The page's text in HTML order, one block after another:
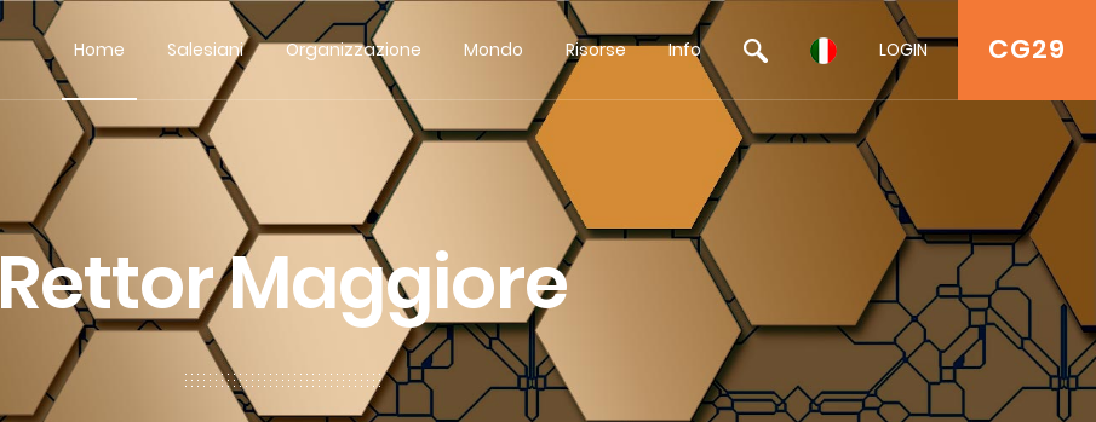
CG29
Home Salesiani Organizzazione Mondo Risorse Info LOGIN
Rettor Maggiore